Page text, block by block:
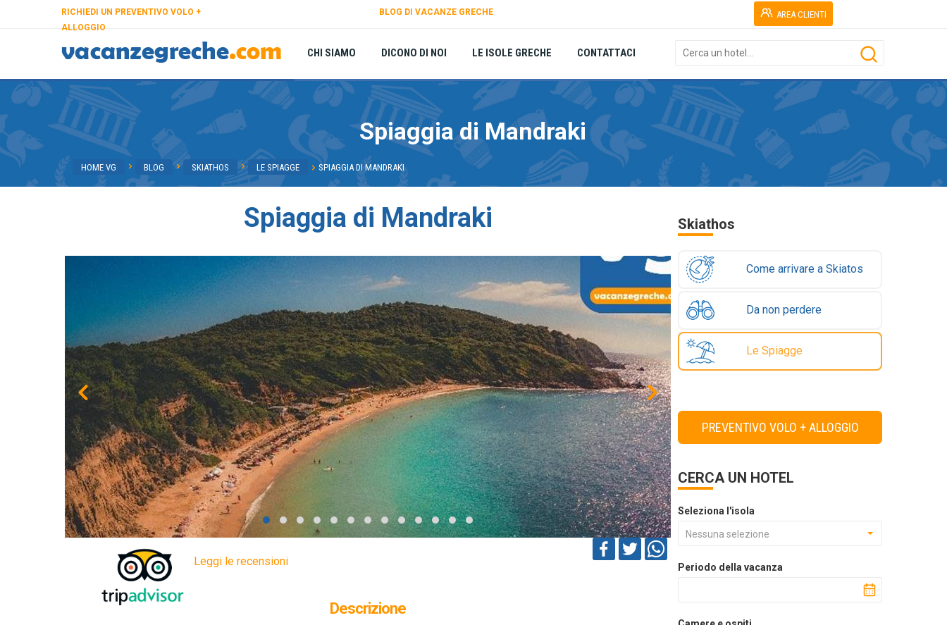
AREA CLIENTI
RICHIEDI UN PREVENTIVO VOLO +
ALLOGGIO
BLOG DI VACANZE GRECHE
CHI SIAMO DICONO DI NOI LE ISOLE GRECHE CONTATTACI
Spiaggia di Mandraki
HOME VG BLOG SKIATHOS LE SPIAGGE SPIAGGIA DI MANDRAKI
Spiaggia di Mandraki
Descrizione
Skiathos
Come arrivare a Skiatos
Da non perdere
Le Spiagge
PREVENTIVO VOLO + ALLOGGIO
CERCA UN HOTEL
Seleziona l'isola
Nessuna selezione
Periodo della vacanza
Leggi le recensioni